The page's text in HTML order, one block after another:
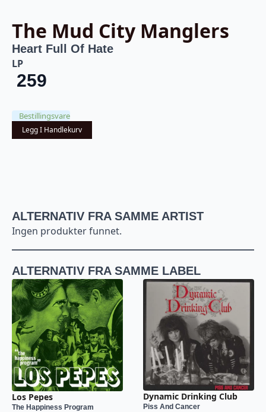
The Mud City Manglers
Heart Full Of Hate
LP
259
Bestillingsvare
Legg I Handlekurv
ALTERNATIV FRA SAMME ARTIST
Ingen produkter funnet.
ALTERNATIV FRA SAMME LABEL
Los Pepes
The Happiness Program
Dynamic Drinking Club
Piss And Cancer